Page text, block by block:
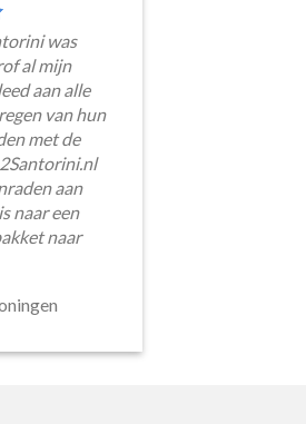
was
al mijn
aan alle
van hun
met de
aan
naar een
naar